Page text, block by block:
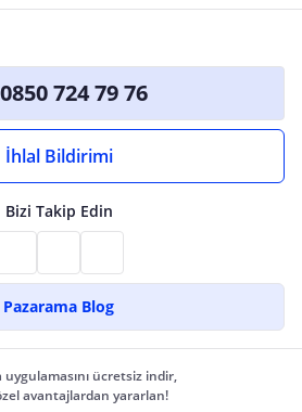
0850 724 79 76
İhlal Bildirimi
Bizi Takip Edin
Pazarama Blog
uygulamasını ücretsiz indir,
avantajlardan yararlan!